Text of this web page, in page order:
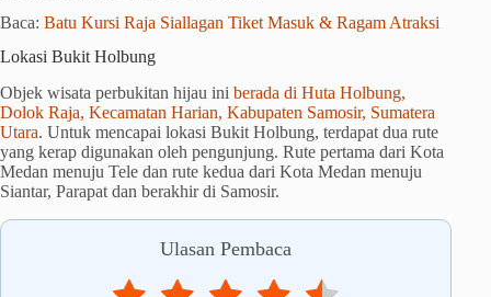
Baca: Batu Kursi Raja Siallagan Tiket Masuk & Ragam Atraksi
Lokasi Bukit Holbung
Objek wisata perbukitan hijau ini berada di Huta Holbung,
Dolok Raja, Kecamatan Harian, Kabupaten Samosir, Sumatera
Utara. Untuk mencapai lokasi Bukit Holbung, terdapat dua rute
yang kerap digunakan oleh pengunjung. Rute pertama dari Kota
Medan menuju Tele dan rute kedua dari Kota Medan menuju
Siantar, Parapat dan berakhir di Samosir.
Ulasan Pembaca